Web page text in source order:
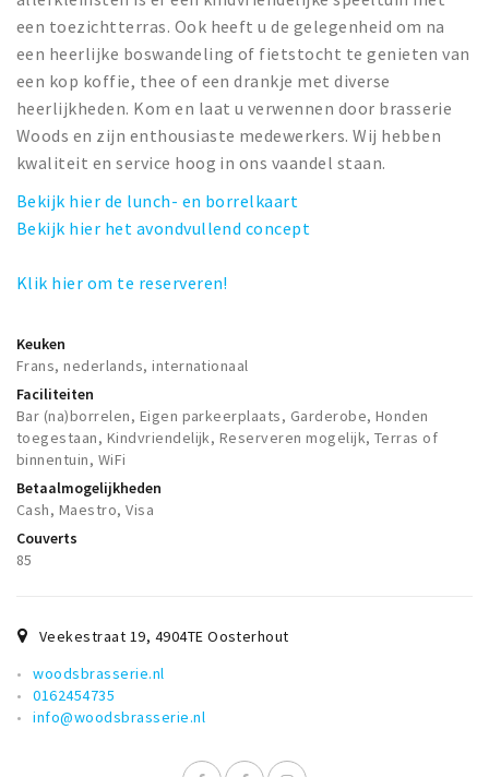
Baroniepoorten
Sport
Privacy
Inloggen
een toezichtterras. Ook heeft u de gelegenheid om na
een heerlijke boswandeling of fietstocht te genieten van
een kop koffie, thee of een drankje met diverse
heerlijkheden. Kom en laat u verwennen door brasserie
Woods en zijn enthousiaste medewerkers. Wij hebben
kwaliteit en service hoog in ons vaandel staan.
Bekijk hier de lunch- en borrelkaart
Bekijk hier het avondvullend concept
Klik hier om te reserveren!
Keuken
Frans, nederlands, internationaal
Faciliteiten
Bar (na)borrelen, Eigen parkeerplaats, Garderobe, Honden
toegestaan, Kindvriendelijk, Reserveren mogelijk, Terras of
binnentuin, WiFi
Betaalmogelijkheden
Cash, Maestro, Visa
Couverts
85
Veekestraat 19, 4904TE Oosterhout
woodsbrasserie.nl
0162454735
info@woodsbrasserie.nl